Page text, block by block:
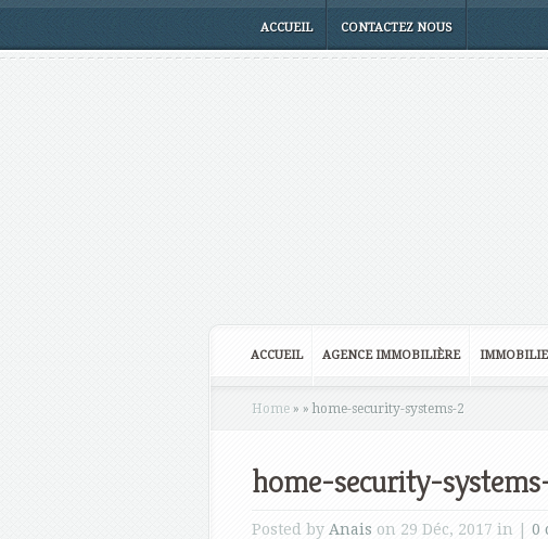
ACCUEIL CONTACTEZ NOUS
ACCUEIL AGENCE IMMOBILIÈRE
Home » » home-security-systems-2
home-security-
Posted by Anais on 29 Déc, 2017 in | 0